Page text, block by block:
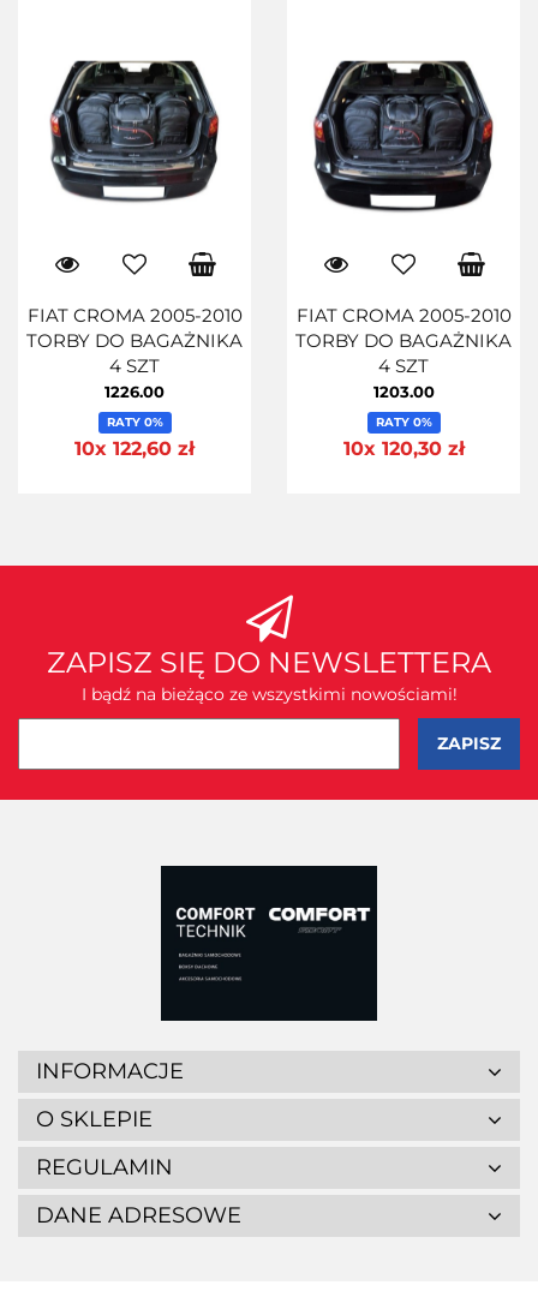
FIAT CROMA 2005-2010
TORBY DO BAGAŻNIKA
4 SZT
1226.00
RATY 0%
10x 122,60 zł
FIAT CROMA 2005-2010
TORBY DO BAGAŻNIKA
4 SZT
1203.00
RATY 0%
10x 120,30 zł
ZAPISZ SIĘ DO NEWSLETTERA
I bądź na bieżąco ze wszystkimi nowościami!
INFORMACJE
O SKLEPIE
REGULAMIN
DANE ADRESOWE